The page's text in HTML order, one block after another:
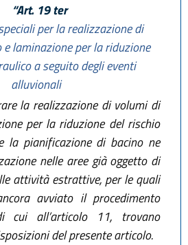
“Art. 19 ter
per la realizzazione di
laminazione per la riduzione
a seguito degli eventi
alluvionali
la realizzazione di volumi di
per la riduzione del rischio
la pianificazione di bacino ne
nelle aree già oggetto di
attività estrattive, per le quali
avviato il procedimento
cui all’articolo 11, trovano
del presente articolo.